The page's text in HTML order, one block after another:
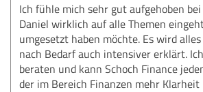
Ich fühle mich sehr gut aufgehoben
Daniel wirklich auf alle Themen
umgesetzt haben möchte. Es wird
nach Bedarf auch intensiver erklärt.
beraten und kann Schoch Finance
der im Bereich Finanzen mehr Klarheit